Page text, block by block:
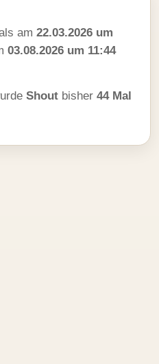
am 22.03.2026 um
03.08.2026 um 11:44
Shout bisher 44 Mal